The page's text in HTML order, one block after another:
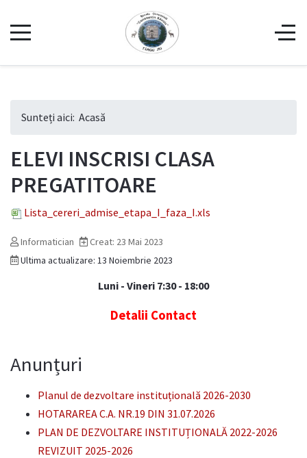
Sunteți aici: Acasă
ELEVI INSCRISI CLASA
PREGATITOARE
Lista_cereri_admise_etapa_I_faza_I.xls
Informatician
Creat: 23 Mai 2023
Ultima actualizare: 13 Noiembrie 2023
Luni - Vineri 7:30 - 18:00
Detalii Contact
Anunțuri
Planul de dezvoltare instituțională 2026-2030
HOTARAREA C.A. NR.19 DIN 31.07.2026
PLAN DE DEZVOLTARE INSTITUȚIONALĂ 2022-2026
REVIZUIT 2025-2026